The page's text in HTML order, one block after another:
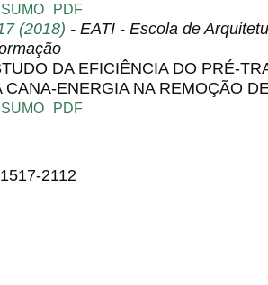
PDF
(2018) - EATI - Escola de
DA EFICIÊNCIA DO PRÉ-
CANA-ENERGIA NA REMOÇÃO
PDF
2112